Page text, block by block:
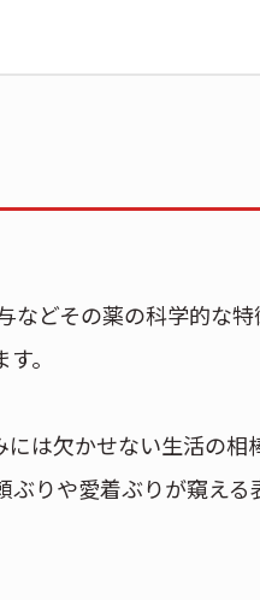
などその薬の科学的な特
。
は欠かせない生活の相
ぶりや愛着ぶりが窺える